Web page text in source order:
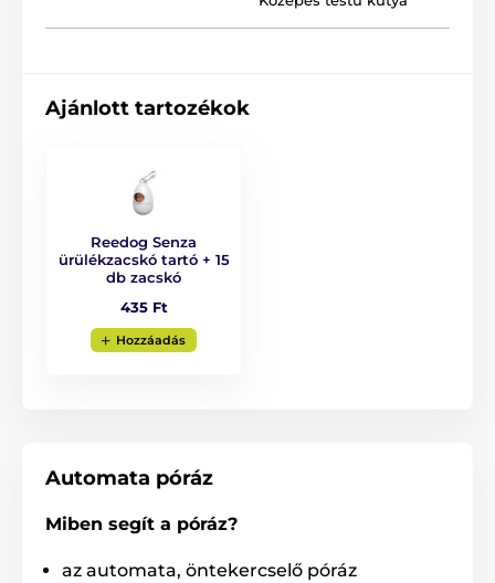
A Reedog Senza Basic L
Intuitív vezérlés egyetlen gombnyomással
3 fékezési mód
Folyamatos szalag-tekercselés
Extra erős szalag
Ergonomikus fogantyú
Stílusos megjelenés
Tömör, krómozott karabiner
Ajánlott tartozékok
Reedog Senza
ürülékzacskó tartó + 15
db zacskó
435 Ft
Hozzáadás
Automata póráz
Miben segít a póráz?
az automata, öntekercselő póráz